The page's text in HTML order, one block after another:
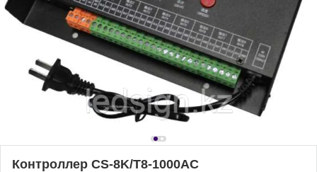
Контроллер CS-8K/T8-1000AC